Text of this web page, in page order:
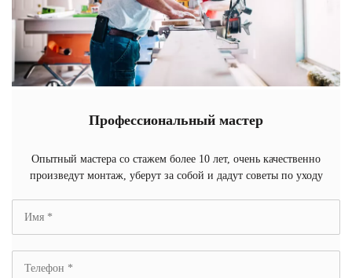
Профессиональный мастер
Опытный мастера со стажем более 10 лет, очень качественно
произведут монтаж, уберут за собой и дадут советы по уходу